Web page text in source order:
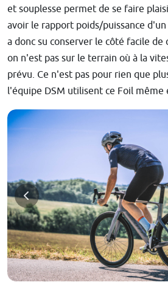
et souplesse permet de se faire
avoir le rapport poids/puissance
a donc su conserver le côté facile de
on n'est pas sur le terrain où à la
prévu. Ce n'est pas pour rien que
l'équipe DSM utilisent ce Foil même